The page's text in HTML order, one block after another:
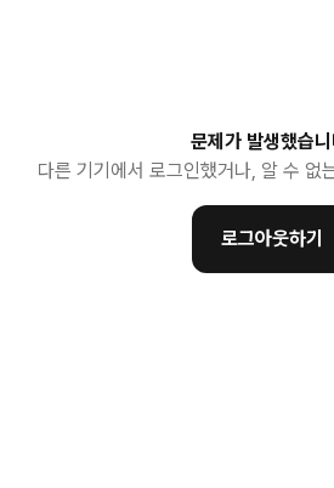
문제가 발생했습
다른 기기에서 로그인했거나, 알 수 없
로그아웃하기